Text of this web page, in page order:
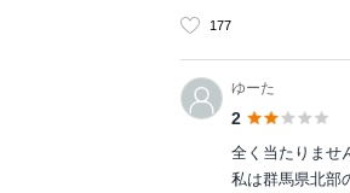
177
ゆーた
2
全く当たりませ
私は群馬県北部